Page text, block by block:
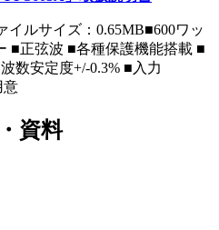
イルサイズ：0.65MB■600ワッ
■正弦波 ■各種保護機能搭載 ■
数安定度+/-0.3% ■入力
意
資料